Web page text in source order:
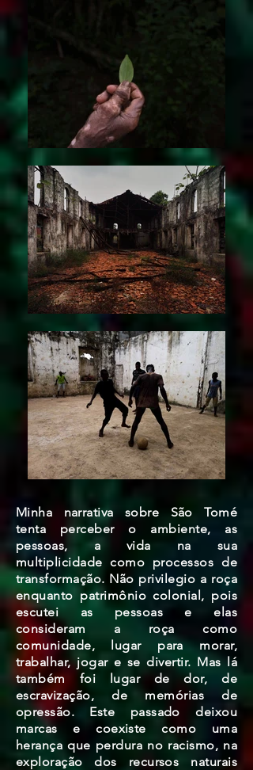
Minha narrativa sobre São Tomé
tenta perceber o ambiente, as
pessoas, a vida na sua
multiplicidade como processos de
transformação. Não privilegio a roça
enquanto patrimônio colonial, pois
escutei as pessoas e elas
consideram a roça como
comunidade, lugar para morar,
trabalhar, jogar e se divertir. Mas lá
também foi lugar de dor, de
escravização, de memórias de
opressão. Este passado deixou
marcas e coexiste como uma
herança que perdura no racismo, na
exploração dos recursos naturais